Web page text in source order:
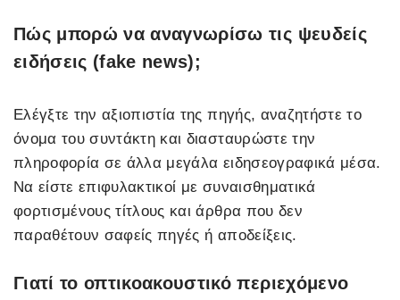
Πώς μπορώ να αναγνωρίσω τις ψευδείς
ειδήσεις (fake news);
Ελέγξτε την αξιοπιστία της πηγής, αναζητήστε το
όνομα του συντάκτη και διασταυρώστε την
πληροφορία σε άλλα μεγάλα ειδησεογραφικά μέσα.
Να είστε επιφυλακτικοί με συναισθηματικά
φορτισμένους τίτλους και άρθρα που δεν
παραθέτουν σαφείς πηγές ή αποδείξεις.
Γιατί το οπτικοακουστικό περιεχόμενο